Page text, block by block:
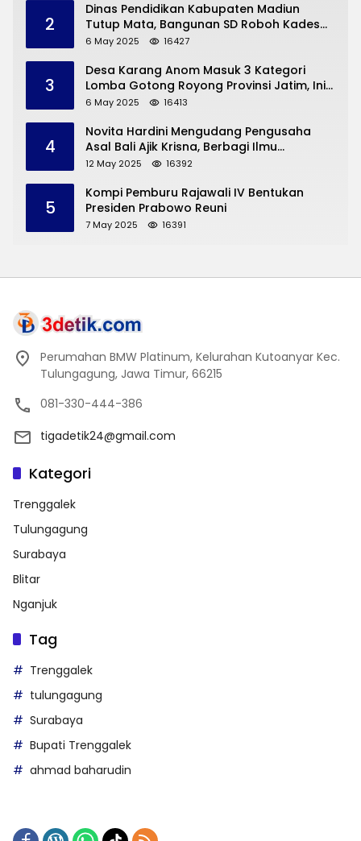
2
Dinas Pendidikan Kabupaten Madiun
Tutup Mata, Bangunan SD Roboh Kades
Dermorejo Bangun Pakai Dana Pribadi
6 May 2025 16427
3
Desa Karang Anom Masuk 3 Kategori
Lomba Gotong Royong Provinsi Jatim, Ini
yang Disampaikan Sekda Trenggalek
6 May 2025 16413
4
Novita Hardini Mengudang Pengusaha
Asal Bali Ajik Krisna, Berbagi Ilmu
Pengembangan Pariwisata dan UMKM
12 May 2025 16392
5
Kompi Pemburu Rajawali IV Bentukan
Presiden Prabowo Reuni
7 May 2025 16391
Perumahan BMW Platinum, Kelurahan Kutoanyar Kec.
Tulungagung, Jawa Timur, 66215
081-330-444-386
tigadetik24@gmail.com
Kategori
Trenggalek
Tulungagung
Surabaya
Blitar
Nganjuk
Tag
Trenggalek
tulungagung
Surabaya
Bupati Trenggalek
ahmad baharudin